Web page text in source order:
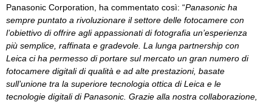
Panasonic Corporation, ha commentato così: “Panasonic ha
sempre puntato a rivoluzionare il settore delle fotocamere con
l’obiettivo di offrire agli appassionati di fotografia un’esperienza
più semplice, raffinata e gradevole. La lunga partnership con
Leica ci ha permesso di portare sul mercato un gran numero di
fotocamere digitali di qualità e ad alte prestazioni, basate
sull’unione tra la superiore tecnologia ottica di Leica e le
tecnologie digitali di Panasonic. Grazie alla nostra collaborazione,